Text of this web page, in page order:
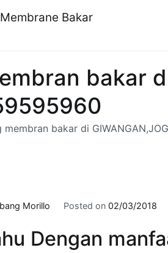
Bakar
bakar
bakar di
Morillo Posted on 02/03/2018
Dengan